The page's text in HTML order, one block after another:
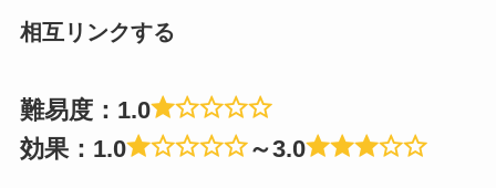
相互リンクする
難易度：1.0
効果：1.0
～3.0